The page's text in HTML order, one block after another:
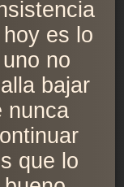
es lo
no
bajar
nunca
que lo